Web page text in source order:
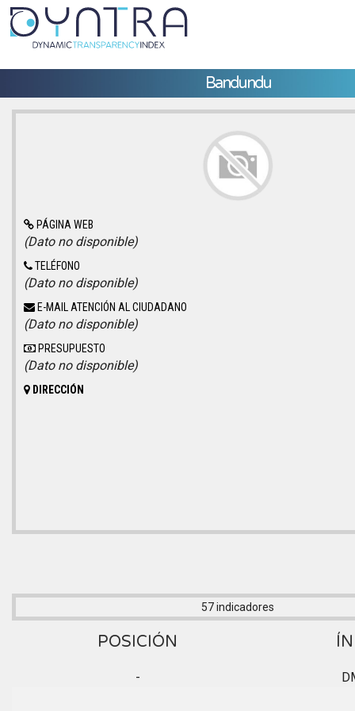
Bandundu
PÁGINA WEB
(Dato no disponible)
TELÉFONO
(Dato no disponible)
E-MAIL ATENCIÓN AL CIUDADANO
(Dato no disponible)
PRESUPUESTO
(Dato no disponible)
DIRECCIÓN
57 indicadores
POSICIÓN
-